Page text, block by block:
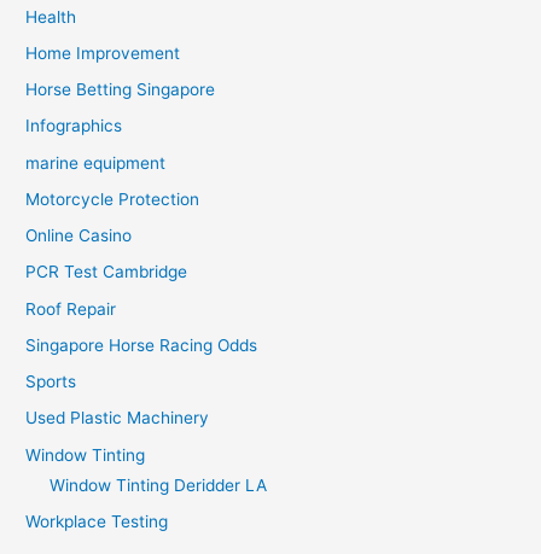
Health
Home Improvement
Horse Betting Singapore
Infographics
marine equipment
Motorcycle Protection
Online Casino
PCR Test Cambridge
Roof Repair
Singapore Horse Racing Odds
Sports
Used Plastic Machinery
Window Tinting
Window Tinting Deridder LA
Workplace Testing